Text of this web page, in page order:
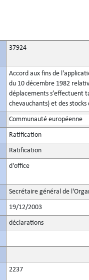
37924
Accord aux fins de
du 10 décembre 1982
déplacements s’effectuent
chevauchants) et des
Communauté européenne
Ratification
Ratification
d'office
Secrétaire général de
19/12/2003
déclarations
2237